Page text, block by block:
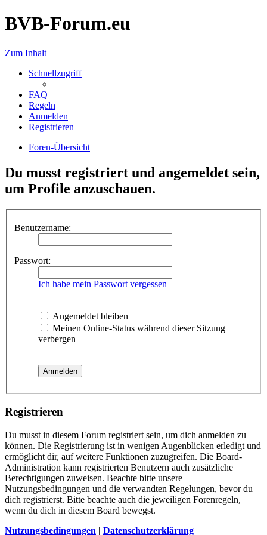
BVB-Forum.eu
Zum Inhalt
Schnellzugriff
FAQ
Regeln
Anmelden
Registrieren
Foren-Übersicht
Du musst registriert und angemeldet sein,
um Profile anzuschauen.
Benutzername:
Passwort:
Ich habe mein Passwort vergessen
Angemeldet bleiben
Meinen Online-Status während dieser Sitzung
verbergen
Registrieren
Du musst in diesem Forum registriert sein, um dich anmelden zu
können. Die Registrierung ist in wenigen Augenblicken erledigt und
ermöglicht dir, auf weitere Funktionen zuzugreifen. Die Board-
Administration kann registrierten Benutzern auch zusätzliche
Berechtigungen zuweisen. Beachte bitte unsere
Nutzungsbedingungen und die verwandten Regelungen, bevor du
dich registrierst. Bitte beachte auch die jeweiligen Forenregeln,
wenn du dich in diesem Board bewegst.
Nutzungsbedingungen | Datenschutzerklärung